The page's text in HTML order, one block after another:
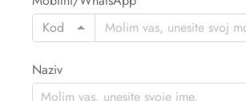
Kod
Naziv